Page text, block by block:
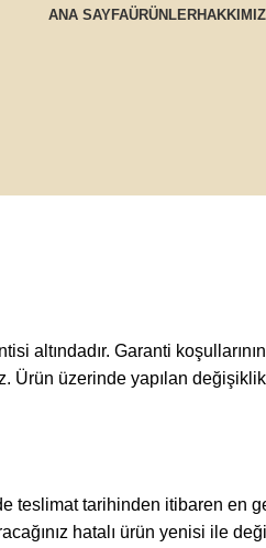
ANA SAYFAÜRÜNLER
altındadır. Garanti
Ürün üzerinde yapılan
teslimat tarihinden itibaren
hatalı ürün yenisi ile